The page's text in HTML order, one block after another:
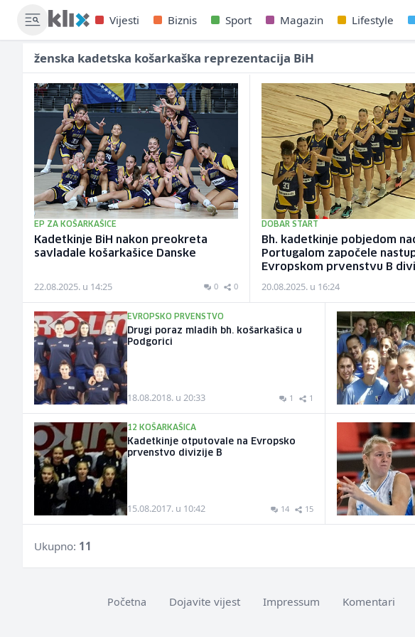
Vijesti Biznis Sport Magazin Lifestyle
ženska kadetska košarkaška reprezentacija BiH
EP ZA KOŠARKAŠICE
Kadetkinje BiH nakon preokreta
savladale košarkašice Danske
22.08.2025. u 14:25 0 0
DOBAR START
Bh. kadetkinje pobjedom
Portugalom započele
Evropskom prvenstvu B
20.08.2025. u 16:24
EVROPSKO PRVENSTVO
Drugi poraz mladih bh. košarkašica u
Podgorici
18.08.2018. u 20:33 1 1
12 KOŠARKAŠICA
Kadetkinje otputovale na Evropsko
prvenstvo divizije B
15.08.2017. u 10:42 14 15
Ukupno: 11
Početna Dojavite vijest Impressum Komentari